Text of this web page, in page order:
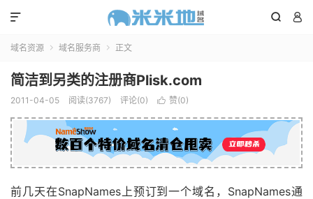
 

域名资源  域名服务商  正文
简洁到另类的注册商Plisk.com
2011-04-05 阅读(3767) 评论(0)  赞(0)
前几天在SnapNames上预订到一个域名，SnapNames通